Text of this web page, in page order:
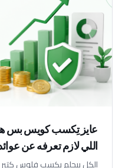
عايز تِكسب كويس بس
اللي لازم تعرفه عن
الكل بيحلم يكسب فلوس